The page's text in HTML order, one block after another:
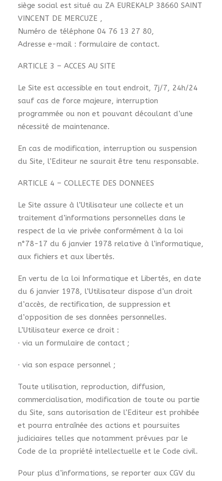
siège social est situé au ZA EUREKALP 38660 SAINT
VINCENT DE MERCUZE ,
Numéro de téléphone 04 76 13 27 80,
Adresse e-mail : formulaire de contact.
ARTICLE 3 – ACCES AU SITE
Le Site est accessible en tout endroit, 7j/7, 24h/24
sauf cas de force majeure, interruption
programmée ou non et pouvant découlant d’une
nécessité de maintenance.
En cas de modification, interruption ou suspension
du Site, l’Editeur ne saurait être tenu responsable.
ARTICLE 4 – COLLECTE DES DONNEES
Le Site assure à l’Utilisateur une collecte et un
traitement d’informations personnelles dans le
respect de la vie privée conformément à la loi
n°78-17 du 6 janvier 1978 relative à l’informatique,
aux fichiers et aux libertés.
En vertu de la loi Informatique et Libertés, en date
du 6 janvier 1978, l’Utilisateur dispose d’un droit
d’accès, de rectification, de suppression et
d’opposition de ses données personnelles.
L’Utilisateur exerce ce droit :
· via un formulaire de contact ;
· via son espace personnel ;
Toute utilisation, reproduction, diffusion,
commercialisation, modification de toute ou partie
du Site, sans autorisation de l’Editeur est prohibée
et pourra entraînée des actions et poursuites
judiciaires telles que notamment prévues par le
Code de la propriété intellectuelle et le Code civil.
Pour plus d’informations, se reporter aux CGV du